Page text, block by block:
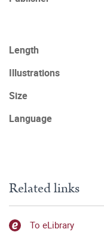
Length
Illustrations
Size
Language
Related links
To eLibrary